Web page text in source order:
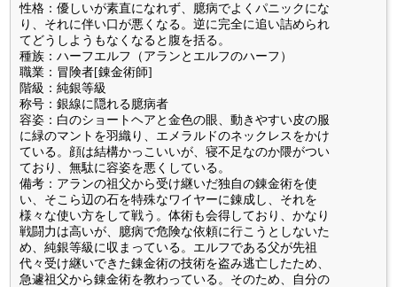
性格：優しいが素直になれず、臆病でよくパニックにな
り、それに伴い口が悪くなる。逆に完全に追い詰められ
てどうしようもなくなると腹を括る。
種族：ハーフエルフ（アランとエルフのハーフ）
職業：冒険者[錬金術師]
階級：純銀等級
称号：銀線に隠れる臆病者
容姿：白のショートヘアと金色の眼、動きやすい皮の服
に緑のマントを羽織り、エメラルドのネックレスをかけ
ている。顔は結構かっこいいが、寝不足なのか隈がつい
ており、無駄に容姿を悪くしている。
備考：アランの祖父から受け継いだ独自の錬金術を使
い、そこら辺の石を特殊なワイヤーに錬成し、それを
様々な使い方をして戦う。体術も会得しており、かなり
戦闘力は高いが、臆病で危険な依頼に行こうとしないた
め、純銀等級に収まっている。エルフである父が先祖
代々受け継いできた錬金術の技術を盗み逃亡したため、
急遽祖父から錬金術を教わっている。そのため、自分の